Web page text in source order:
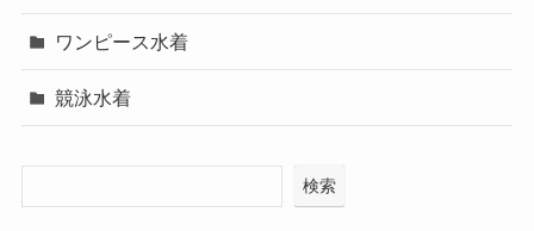
ワンピース水着
競泳水着
検索